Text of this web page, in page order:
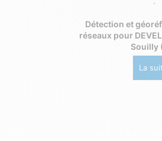
Détection et
réseaux pour
Souilly
La